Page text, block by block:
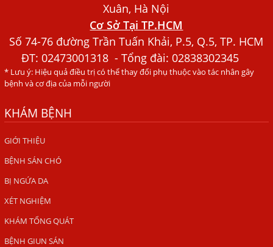
Người Đàn Ông Phát Ban Mẩn Đỏ Khắp Người, Sau Ba
Tháng Mới Tìm Ra Nguyên Nhân
Đau Mắt Đỏ, Nguyên Nhân Và Cách Điều Trị
HÀ NỘI – PHÁT BAN MẨN ĐỎ KHẮP NGƯỜI, ĐI KHÁM
Ăn hải sản sống, coi chừng nhiễm giun sán
TỔNG QUAN VỀ KÉM HẤP THU THỨC ĂN
HÀ NỘI – NHIỄM BA LOẠI KÝ SINH TRÙNG DO THÓI QUEN
ĂN MỘT MÓN ĂN SÁNG
ẤU TRÙNG SÁN CHÓ DI CHUYỂN QUA DA GÂY NGỨA
VIÊM DA ĐỒNG TIỀN
Tại sao khám bệnh viện da liễu nhiều năm không hết
Xuân, Hà Nội
Cơ Sở Tại TP.HCM
Số 74-76 đường Trần Tuấn Khải, P.5, Q.5, TP. HCM
ĐT:02473001318 - Tổng đài: 02838302345
* Lưu ý: Hiệu quả điều trị có thể thay đổi phụ thuộc vào tác nhân gây
bệnh và cơ địa của mỗi người
KHÁM BỆNH
GIỚI THIỆU
BỆNH SÁN CHÓ
BỊ NGỨA DA
XÉT NGHIỆM
KHÁM TỔNG QUÁT
BỆNH GIUN SÁN